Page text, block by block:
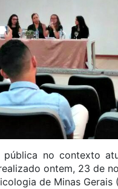
pública no contexto
ontem, 23 de
de Minas Gerais